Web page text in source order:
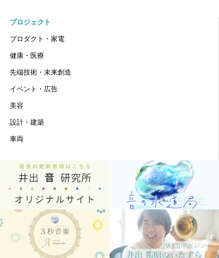
プロジェクト
プロダクト・家電
健康・医療
先端技術・未来創造
イベント・広告
美容
設計・建築
車両